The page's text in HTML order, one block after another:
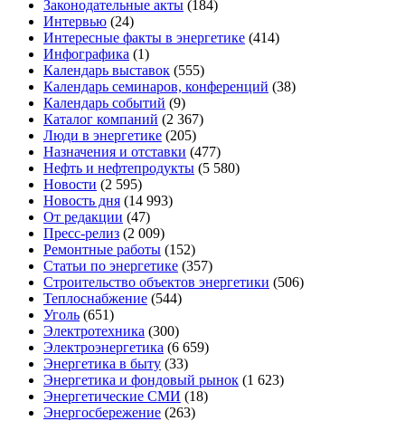
Законодательные акты (184)
Интервью (24)
Интересные факты в энергетике (414)
Инфографика (1)
Календарь выставок (555)
Календарь семинаров, конференций (38)
Календарь событий (9)
Каталог компаний (2 367)
Люди в энергетике (205)
Назначения и отставки (477)
Нефть и нефтепродукты (5 580)
Новости (2 595)
Новость дня (14 993)
От редакции (47)
Пресс-релиз (2 009)
Ремонтные работы (152)
Статьи по энергетике (357)
Строительство объектов энергетики (506)
Теплоснабжение (544)
Уголь (651)
Электротехника (300)
Электроэнергетика (6 659)
Энергетика в быту (33)
Энергетика и фондовый рынок (1 623)
Энергетические СМИ (18)
Энергосбережение (263)